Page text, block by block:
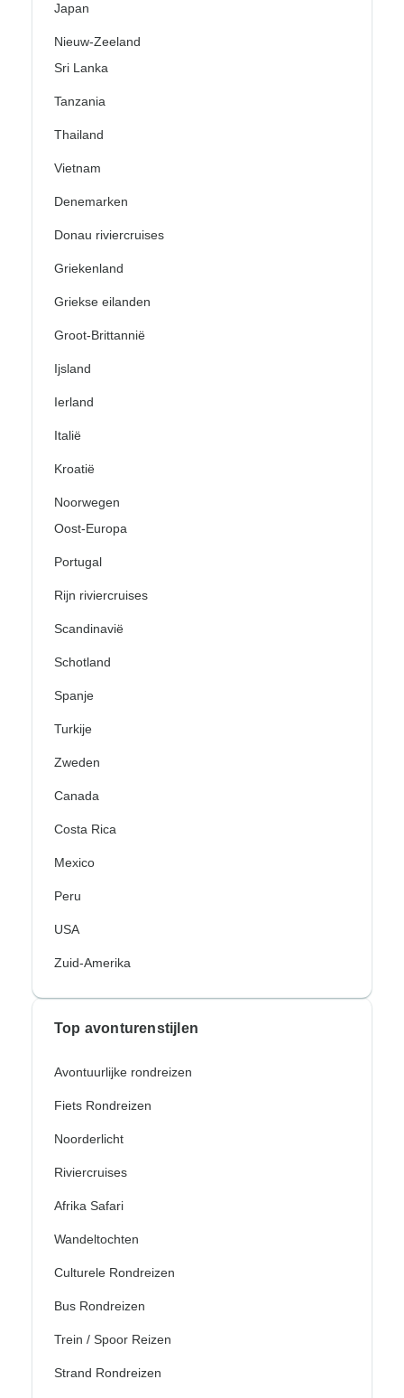
Japan
Nieuw-Zeeland
Sri Lanka
Tanzania
Thailand
Vietnam
Denemarken
Donau riviercruises
Griekenland
Griekse eilanden
Groot-Brittannië
Ijsland
Ierland
Italië
Kroatië
Noorwegen
Oost-Europa
Portugal
Rijn riviercruises
Scandinavië
Schotland
Spanje
Turkije
Zweden
Canada
Costa Rica
Mexico
Peru
USA
Zuid-Amerika
Top avonturenstijlen
Avontuurlijke rondreizen
Fiets Rondreizen
Noorderlicht
Riviercruises
Afrika Safari
Wandeltochten
Culturele Rondreizen
Bus Rondreizen
Trein / Spoor Reizen
Strand Rondreizen